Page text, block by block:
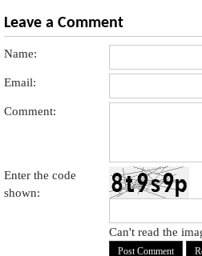
Leave a Comment
Name:
Email:
Comment:
Enter the code
shown:
Can't read the